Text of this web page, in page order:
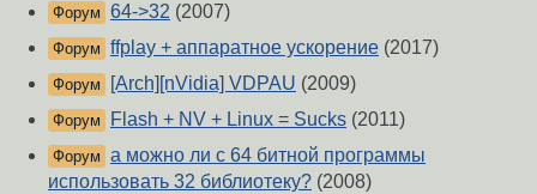
Форум 64->32 (2007)
Форум ffplay + аппаратное ускорение (2017)
Форум [Arch][nVidia] VDPAU (2009)
Форум Flash + NV + Linux = Sucks (2011)
Форум а можно ли с 64 битной программы
использовать 32 библиотеку? (2008)